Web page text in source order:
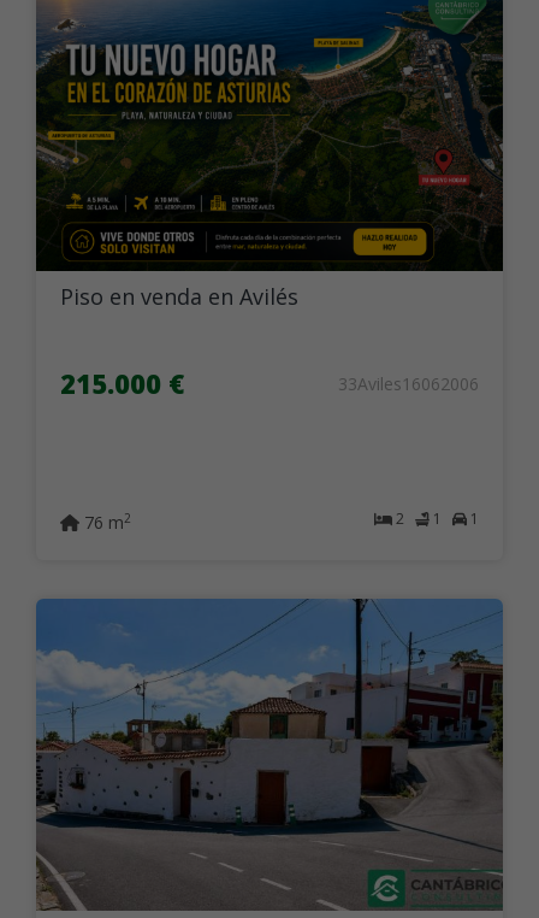
Piso en venda en Avilés
215.000 € 33Aviles16062006
2 1 1
76 m2